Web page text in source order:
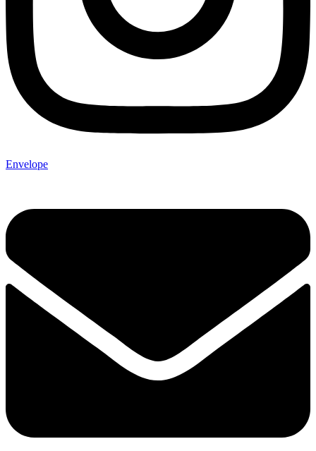
Envelope